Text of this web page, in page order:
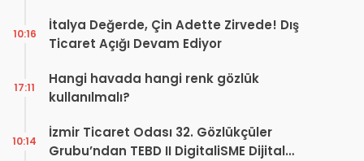
İtalya Değerde, Çin Adette Zirvede! Dış
Ticaret Açığı Devam Ediyor
10:16
Hangi havada hangi renk gözlük
kullanılmalı?
17:11
İzmir Ticaret Odası 32. Gözlükçüler
Grubu’ndan TEBD II DigitaliSME Dijital
10:14